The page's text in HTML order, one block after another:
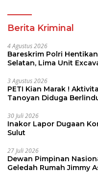
Berita Kriminal
4 Agustus 2026
Bareskrim Polri
Selatan, Lima Unit
3 Agustus 2026
PETI Kian Marak !
Tanoyan Diduga
30 Juli 2026
Inakor Lapor Dugaan
Sulut
27 Juli 2026
Dewan Pimpinan
Geledah Rumah Jimmy